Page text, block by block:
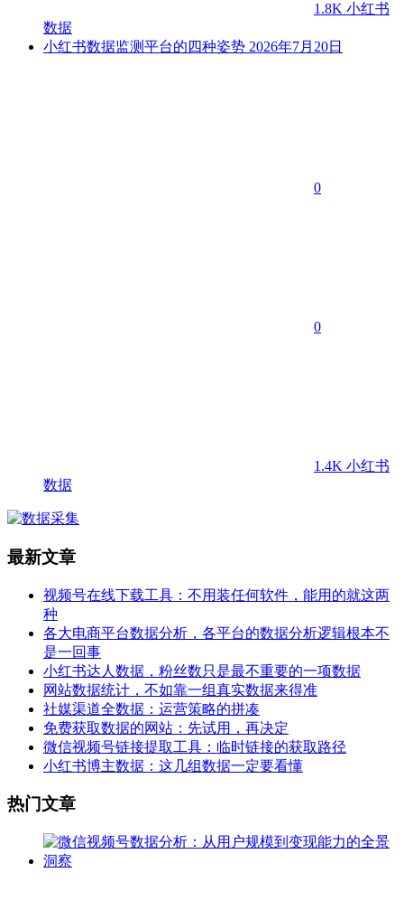
1.8K 小红书
数据
小红书数据监测平台的四种姿势 2026年7月20日
0
0
1.4K 小红书
数据
最新文章
视频号在线下载工具：不用装任何软件，能用的就这两
种
各大电商平台数据分析，各平台的数据分析逻辑根本不
是一回事
小红书达人数据，粉丝数只是最不重要的一项数据
网站数据统计，不如靠一组真实数据来得准
社媒渠道全数据：运营策略的拼凑
免费获取数据的网站：先试用，再决定
微信视频号链接提取工具：临时链接的获取路径
小红书博主数据：这几组数据一定要看懂
热门文章